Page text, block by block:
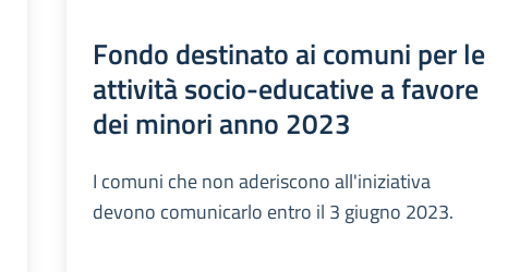
Fondo destinato ai comuni per le
attività socio-educative a favore
dei minori anno 2023
I comuni che non aderiscono all'iniziativa
devono comunicarlo entro il 3 giugno 2023.